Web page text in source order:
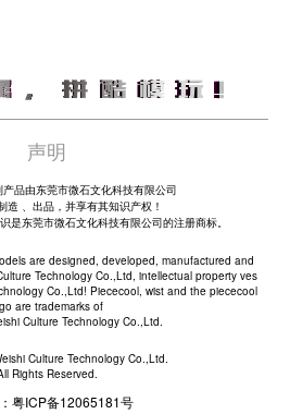
声明
品由东莞市微石文化科技有限公司
造 、出品，并享有其知识产权！
是东莞市微石文化科技有限公司的注册商标。
are designed, developed, manufactured and
Technology Co.,Ltd, intellectual property ves
Co.,Ltd! Piececool, wist and the piececool
are trademarks of
Culture Technology Co.,Ltd.
Culture Technology Co.,Ltd.
Rights Reserved.
粤ICP备12065181号